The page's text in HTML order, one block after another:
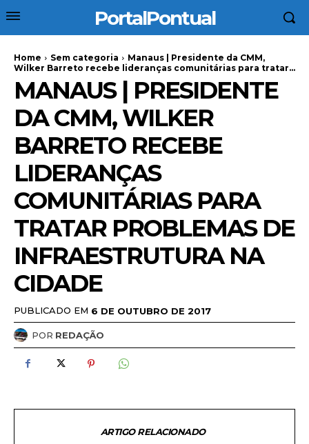
PortalPontual
Home Sem categoria
Manaus | Presidente da CMM,
Wilker Barreto recebe lideranças comunitárias para tratar...
MANAUS | PRESIDENTE
DA CMM, WILKER
BARRETO RECEBE
LIDERANÇAS
COMUNITÁRIAS PARA
TRATAR PROBLEMAS DE
INFRAESTRUTURA NA
CIDADE
PUBLICADO EM 6 DE OUTUBRO DE 2017
POR REDAÇÃO
ARTIGO RELACIONADO